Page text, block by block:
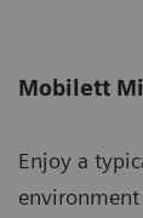
Mobilett
Enjoy a